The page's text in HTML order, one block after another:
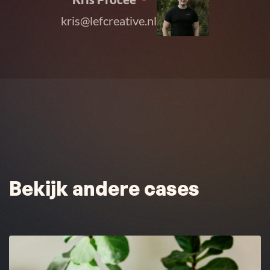
kris@lefcreative.nl
Bekijk andere cases